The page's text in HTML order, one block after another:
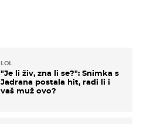
LOL
"Je li živ, zna li se?": Snimka s
Jadrana postala hit, radi li i
vaš muž ovo?